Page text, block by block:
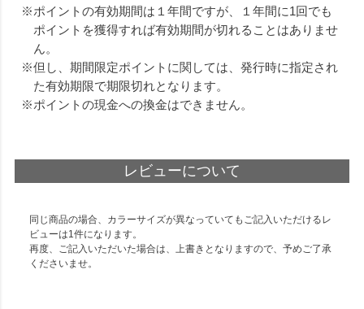
ポイントの有効期間は１年間ですが、１年間に1回でも
ポイントを獲得すれば有効期間が切れることはありませ
ん。
但し、期間限定ポイントに関しては、発行時に指定され
た有効期限で期限切れとなります。
ポイントの現金への換金はできません。
レビューについて
同じ商品の場合、カラーサイズが異なっていてもご記入いただけるレ
ビューは1件になります。
再度、ご記入いただいた場合は、上書きとなりますので、予めご了承
くださいませ。